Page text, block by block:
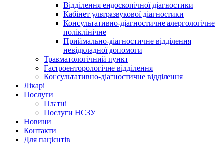
Відділення ендоскопічної діагностики
Кабінет ультразвукової діагностики
Консультативно-діагностичне алергологічне
поліклінічне
Приймально-діагностичне відділення
невідкладної допомоги
Травматологічний пункт
Гастроенторологічне відділення
Консультативно-діагностичне відділення
Лікарі
Послуги
Платні
Послуги НСЗУ
Новини
Контакти
Для пацієнтів